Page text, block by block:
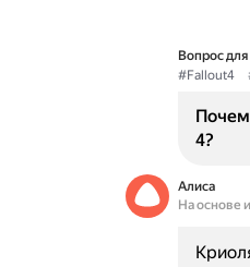
Вопрос
#Fallout4
4?
Алиса
На основе